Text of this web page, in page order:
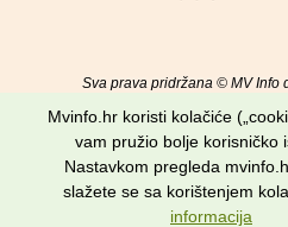
Sva prava pridržana © MV Info
Uvjeti
Potraži
Mvinfo.hr koristi kolačiće
vam pružio bolje korisničko
Nastavkom pregleda
slažete se sa korištenjem
informacija